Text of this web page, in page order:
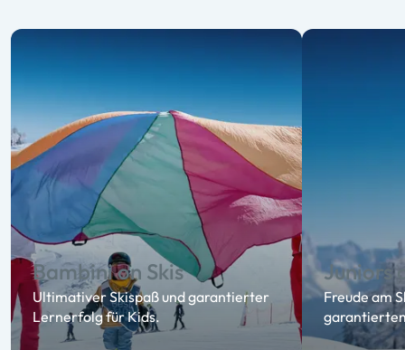
Bambini on Skis
Ultimativer Skispaß und garantierter
Lernerfolg für Kids.
Juniors
Freude am